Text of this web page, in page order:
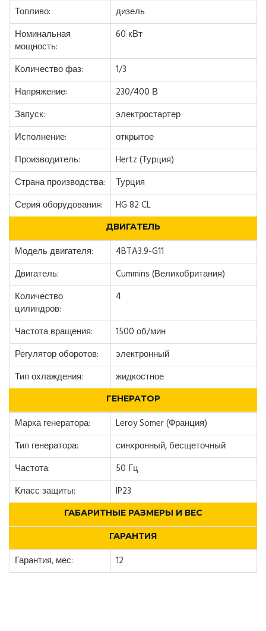
Топливо:
дизель
Номинальная
мощность:
60 кВт
Количество фаз:
1/3
Напряжение:
230/400 В
Запуск:
электростартер
Исполнение:
открытое
Производитель:
Hertz (Турция)
Страна производства:
Турция
Серия оборудования:
HG 82 CL
ДВИГАТЕЛЬ
Модель двигателя:
4BTA3.9-G11
Двигатель:
Cummins (Великобритания)
Количество
цилиндров:
4
Частота вращения:
1500 об/мин
Регулятор оборотов:
электронный
Тип охлаждения:
жидкостное
ГЕНЕРАТОР
Марка генератора:
Leroy Somer (Франция)
Тип генератора:
синхронный, бесщеточный
Частота:
50 Гц
Класс защиты:
IP23
ГАБАРИТНЫЕ РАЗМЕРЫ И ВЕС
ГАРАНТИЯ
Гарантия, мес: 12